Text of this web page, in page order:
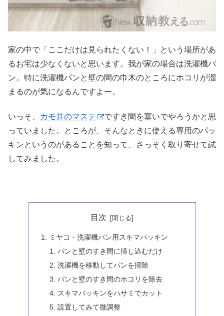
家の中で「ここだけは見られたくない！」という場所があ
るお宅は少なくないと思います。我が家の場合は洗濯機パ
ン。特に洗濯機パンと壁の間の巾木のところにホコリが溜
まるのが気になるんですよー。
いっそ、 カモ井のマステ
ですき間を塞いでやろうかと思
っていました。ところが、そんなときに使える専用のパッ
キンというのがあることを知って、さっそく取り寄せて試
してみました。
目次
ミヤコ・洗濯機パン用スキマパッキン
パンと壁のすき間に挿し込むだけ
洗濯機を移動してパンを掃除
パンと壁のすき間のホコリを除去
スキマパッキンをハサミでカット
設置してみて微調整